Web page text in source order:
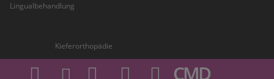
CMD
Lingualbehandlung
Kieferorthopädie